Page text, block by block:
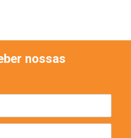
nossas